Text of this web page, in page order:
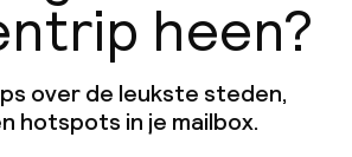
heen?
over de leukste steden,
hotspots in je mailbox.